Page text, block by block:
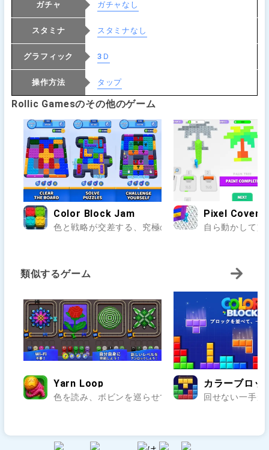
ガチャ ガチャなし
スタミナ スタミナなし
グラフィック 3Ｄ
操作方法 タップ
Rollic Gamesのその他のゲーム
Color Block Jam
色と戦略が交差する、究極のブロックパズル体験..
Pixel Cover
自ら動かして
類似するゲーム
Yarn Loop
色を読み、ボビンを巡らせて編み模様を完成させよう
カラーブロ
回せない一手